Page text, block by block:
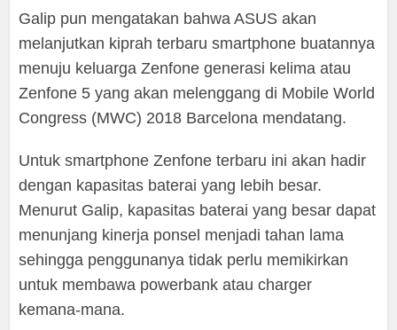
Galip pun mengatakan bahwa ASUS akan
melanjutkan kiprah terbaru smartphone buatannya
menuju keluarga Zenfone generasi kelima atau
Zenfone 5 yang akan melenggang di Mobile World
Congress (MWC) 2018 Barcelona mendatang.
Untuk smartphone Zenfone terbaru ini akan hadir
dengan kapasitas baterai yang lebih besar.
Menurut Galip, kapasitas baterai yang besar dapat
menunjang kinerja ponsel menjadi tahan lama
sehingga penggunanya tidak perlu memikirkan
untuk membawa powerbank atau charger
kemana-mana.